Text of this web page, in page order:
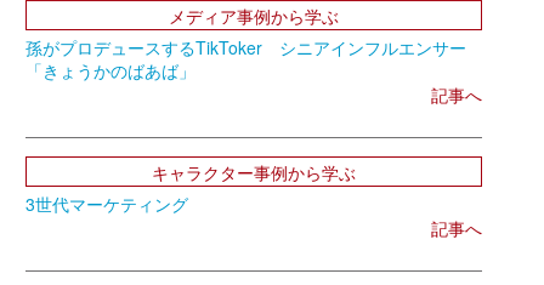
メディア事例から学ぶ
孫がプロデュースするTikToker シニアインフルエンサー
「きょうかのばあば」
記事へ
キャラクター事例から学ぶ
3世代マーケティング
記事へ